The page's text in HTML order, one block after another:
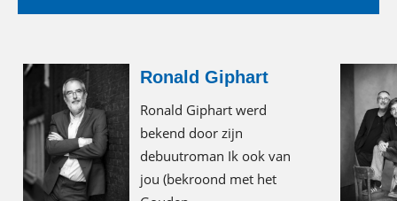
Ronald Giphart
Ronald Giphart werd
bekend door zijn
debuutroman Ik ook van
jou (bekroond met het